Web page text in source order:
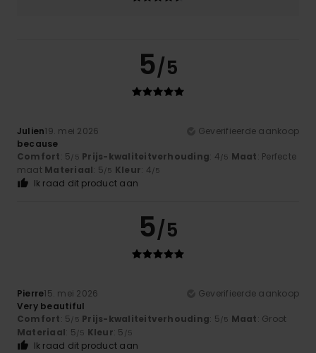
5/5
Julien19. mei 2026
Geverifieerde aankoop
because
Comfort: 5/5 Prijs-kwaliteitverhouding: 4/5 Maat: Perfecte
maat Materiaal: 5/5 Kleur: 4/5
Ik raad dit product aan
5/5
Pierre15. mei 2026
Geverifieerde aankoop
Very beautiful
Comfort: 5/5 Prijs-kwaliteitverhouding: 5/5 Maat: Groot
Materiaal: 5/5 Kleur: 5 /5
Ik raad dit product aan